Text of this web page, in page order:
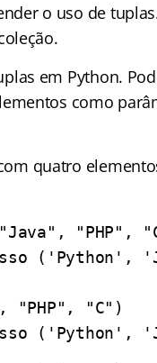
o uso de
em Python.
como
quatro
"PHP",
('Python',
"PHP", "C")
('Python',